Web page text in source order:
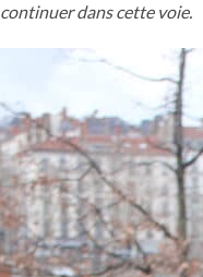
continuer dans cette voie.